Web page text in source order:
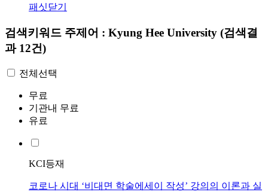
패싯닫기
검색키워드 주제어 : Kyung Hee University (검색결
과 12건)
전체선택
무료
기관내 무료
유료
KCI등재
코로나 시대 ‘비대면 학술에세이 작성’ 강의의 이론과 실